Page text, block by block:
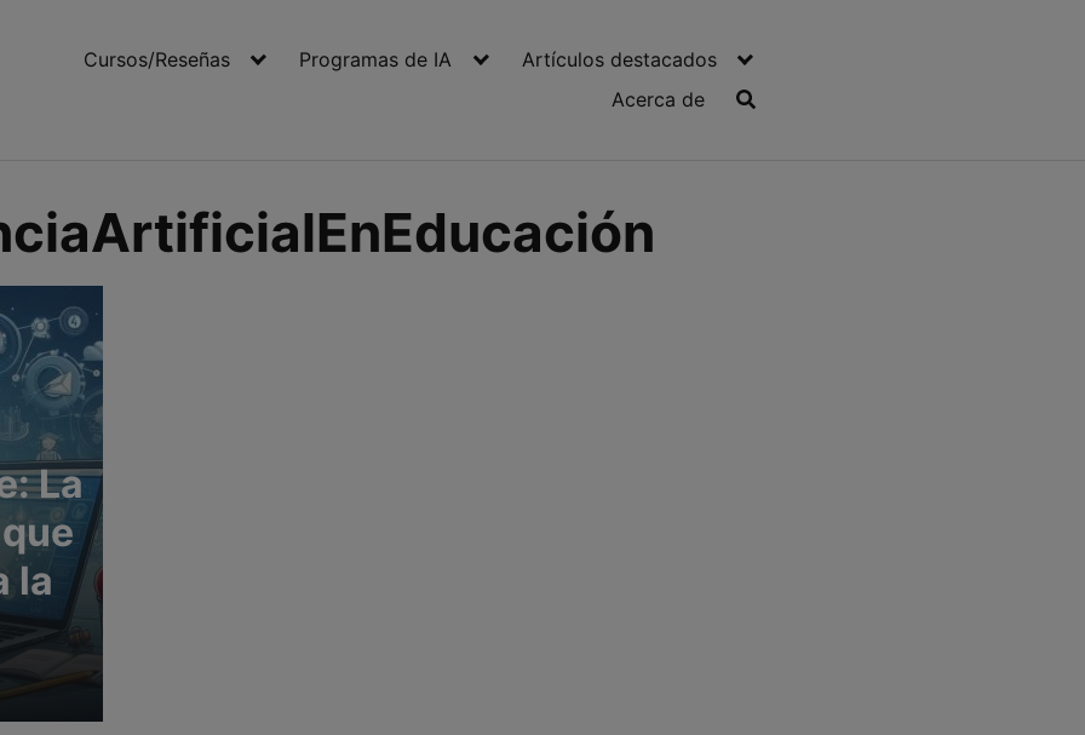
Cursos/Reseñas Programas de IA
Artículos destacados
Acerca de
La
la